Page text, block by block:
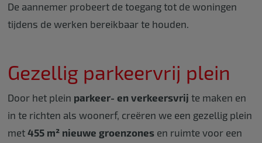
De aannemer probeert de toegang tot de woningen
tijdens de werken bereikbaar te houden.
Gezellig parkeervrij plein
Door het plein parkeer- en verkeersvrij te maken en
in te richten als woonerf, creëren we een gezellig plein
met 455 m² nieuwe groenzonesen ruimte voor een